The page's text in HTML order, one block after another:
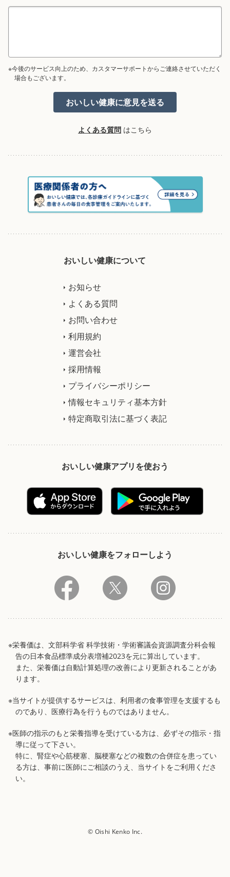
※今後のサービス向上のため、カスタマーサポートからご連絡させていただく
場合もございます。
よくある質問 はこちら
おいしい健康について
お知らせ
よくある質問
お問い合わせ
利用規約
運営会社
採用情報
プライバシーポリシー
情報セキュリティ基本方針
特定商取引法に基づく表記
おいしい健康アプリを使おう
おいしい健康をフォローしよう
※栄養価は、文部科学省 科学技術・学術審議会資源調査分科会報
告の日本食品標準成分表増補2023を元に算出しています。
また、栄養価は自動計算処理の改善により更新されることがあ
ります。
※当サイトが提供するサービスは、利用者の食事管理を支援するも
のであり、医療行為を行うものではありません。
※医師の指示のもと栄養指導を受けている方は、必ずその指示・指
導に従って下さい。
特に、腎症や心筋梗塞、脳梗塞などの複数の合併症を患ってい
る方は、事前に医師にご相談のうえ、当サイトをご利用くださ
い。
© Oishi Kenko Inc.